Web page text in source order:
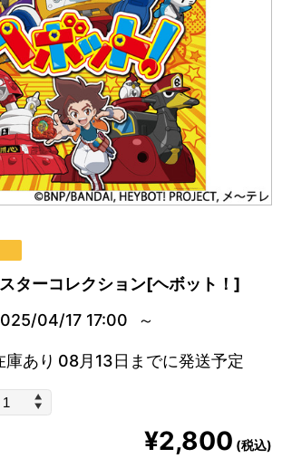
ターコレクション[ヘボット！]
04/17 17:00
庫あり 08月13日までに発送予定
¥2,800 (税込)